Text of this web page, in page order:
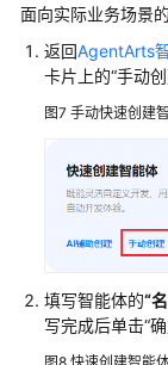
面向实际业务场景
返回AgentArts
卡片上的“手动
图7 手动快速创建
填写智能体的“
写完成后单击“